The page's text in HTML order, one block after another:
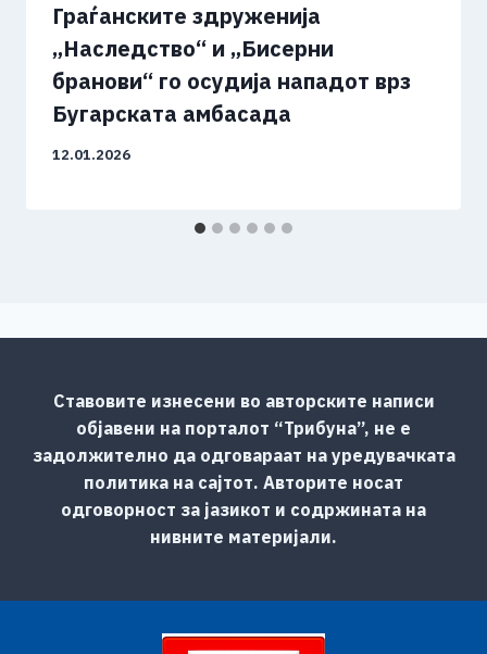
Граѓанските здруженија
„Наследство“ и „Бисерни
бранови“ го осудија нападот врз
Бугарската амбасада
12.01.2026
Ставовите изнесени во авторските написи
објавени на порталот “Трибуна”, не е
задолжително да одговараат на уредувачката
политика на сајтот. Авторите носат
одговорност за јазикот и содржината на
нивните материјали.